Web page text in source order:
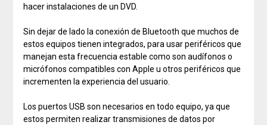
hacer instalaciones de un DVD.
Sin dejar de lado la conexión de Bluetooth que muchos de
estos equipos tienen integrados, para usar periféricos que
manejan esta frecuencia estable como son audífonos o
micrófonos compatibles con Apple u otros periféricos que
incrementen la experiencia del usuario.
Los puertos USB son necesarios en todo equipo, ya que
estos permiten realizar transmisiones de datos por